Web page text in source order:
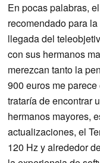
En pocas palabras,
recomendado para
llegada del
con sus hermanos
merezcan tanto la
900 euros me
trataría de encontrar
hermanos mayores,
actualizaciones, el
120 Hz y alrededor